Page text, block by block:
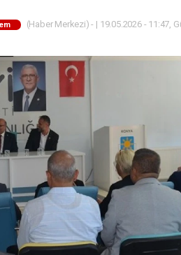
(Haber Merkezi) - | 19.05.2026 - 11:47,